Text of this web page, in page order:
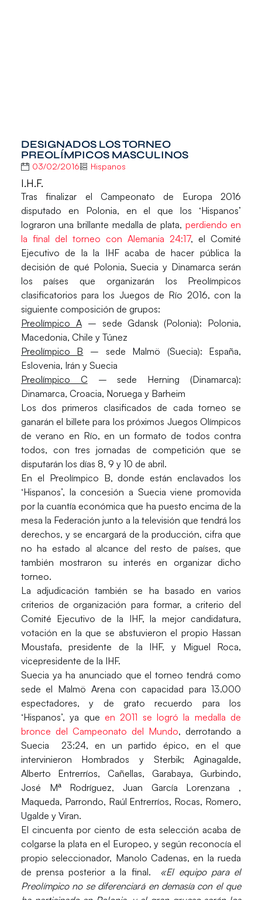
DESIGNADOS LOS TORNEO
PREOLÍMPICOS MASCULINOS
03/02/2016 Hispanos
I.H.F.
Tras finalizar el Campeonato de Europa 2016
disputado en Polonia, en el que los ‘Hispanos’
lograron una brillante medalla de plata, perdiendo en
la final del torneo con Alemania 24:17, el Comité
Ejecutivo de la la IHF acaba de hacer pública la
decisión de qué Polonia, Suecia y Dinamarca serán
los países que organizarán los Preolímpicos
clasificatorios para los Juegos de Río 2016, con la
siguiente composición de grupos:
Preolímpico A– sede Gdansk (Polonia): Polonia,
Macedonia, Chile y Túnez
Preolímpico B – sede Malmö (Suecia): España,
Eslovenia, Irán y Suecia
Preolímpico C – sede Herning (Dinamarca):
Dinamarca, Croacia, Noruega y Barheim
Los dos primeros clasificados de cada torneo se
ganarán el billete para los próximos Juegos Olímpicos
de verano en Río, en un formato de todos contra
todos, con tres jornadas de competición que se
disputarán los días 8, 9 y 10 de abril.
En el Preolímpico B, donde están enclavados los
‘Hispanos’, la concesión a Suecia viene promovida
por la cuantía económica que ha puesto encima de la
mesa la Federación junto a la televisión que tendrá los
derechos, y se encargará de la producción, cifra que
no ha estado al alcance del resto de países, que
también mostraron su interés en organizar dicho
torneo.
La adjudicación también se ha basado en varios
criterios de organización para formar, a criterio del
Comité Ejecutivo de la IHF, la mejor candidatura,
votación en la que se abstuvieron el propio Hassan
Moustafa, presidente de la IHF, y Miguel Roca,
vicepresidente de la IHF.
Suecia ya ha anunciado que el torneo tendrá como
sede el Malmö Arena con capacidad para 13.000
espectadores, y de grato recuerdo para los
‘Hispanos’, ya que en 2011 se logró la medalla de
bronce del Campeonato del Mundo, derrotando a
Suecia 23:24, en un partido épico, en el que
intervinieron Hombrados y Sterbik; Aginagalde,
Alberto Entrerríos, Cañellas, Garabaya, Gurbindo,
José Mª Rodríguez, Juan García Lorenzana ,
Maqueda, Parrondo, Raúl Entrerríos, Rocas, Romero,
Ugalde y Viran.
El cincuenta por ciento de esta selección acaba de
colgarse la plata en el Europeo, y según reconocía el
propio seleccionador, Manolo Cadenas, en la rueda
de prensa posterior a la final. «El equipo para el
Preolímpico no se diferenciará en demasía con el que